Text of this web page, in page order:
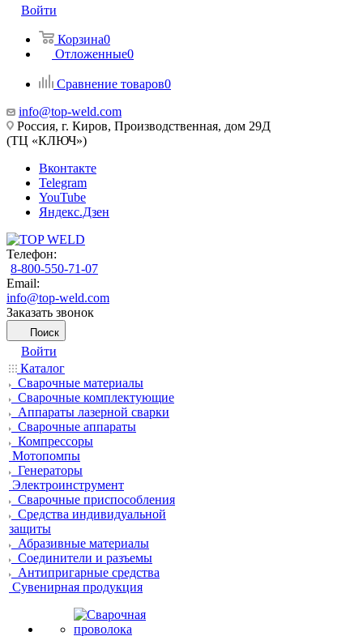
Войти
Корзина0
Отложенные0
Сравнение товаров0
info@top-weld.com
Россия, г. Киров, Производственная, дом 29Д
(ТЦ «КЛЮЧ»)
Вконтакте
Telegram
YouTube
Яндекс.Дзен
Телефон:
8-800-550-71-07
Email:
info@top-weld.com
Заказать звонок
Поиск
Войти
Каталог
Сварочные материалы
Сварочные комплектующие
Аппараты лазерной сварки
Сварочные аппараты
Компрессоры
Мотопомпы
Генераторы
Электроинструмент
Сварочные приспособления
Средства индивидуальной
защиты
Абразивные материалы
Соединители и разъемы
Антипригарные средства
Сувенирная продукция